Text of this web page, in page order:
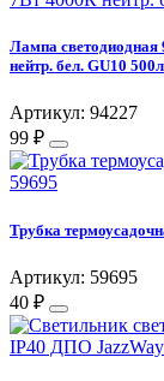
Лампа
нейтр. бел. GU10
Артикул: 94227
99 ₽
Трубка
Артикул: 59695
40 ₽